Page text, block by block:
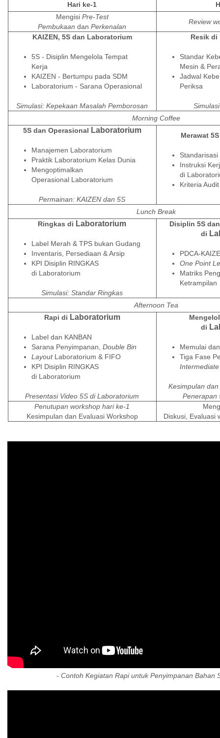
Hari ke-1
Mengisi Pre-Test
Pembukaan dan Perkenalan
Review
KAIZEN, 5S dan Laboratorium
5S - Disiplin Mengelola Tempat
Kerja
KAIZEN - Bertumpu pada SDM
Laboratorium - Sarana Operasional
Simulasi: Kepekaan Masalah Pemborosan
Resik di
Standar
Mesin &
Jadwal
Periksa
Morning Coffee
5S dan Operasional Laboratorium
Manajemen Laboratorium
Praktik Laboratorium Kelas Dunia
Mengoptimalkan
Operasional Laboratorium
Permainan: KAIZEN dan 5S
Merawat
Standarisasi
Instruksi
di
Kriteria
Lunch Break
Ringkas di Laboratorium
Label Merah & TPS bukan Gudang
Inventaris, Persediaan & Arsip
KPI Disiplin RINGKAS
di Laboratorium
Simulasi: Standar Ringkas
Disiplin 5S
di
PDCA-
One Point
Matriks
Ketrampilan
Afternoon Tea
Rapi di Laboratorium
Label dan KANBAN
Sarana Penyimpanan, Double Bin
Layout Laboratorium & FIFO
KPI Disiplin RINGKAS
di Laboratorium
Presentasi Video 5S di Laboratorium
di
Memulai
Tiga Fase
Kesimpulan
Penerapan
Penutupan workshop hari ke-1
Kesimpulan dan Evaluasi Workshop
Diskusi, Evaluasi
- Contoh Kegiatan Rapi untuk Penyimpanan Bahan